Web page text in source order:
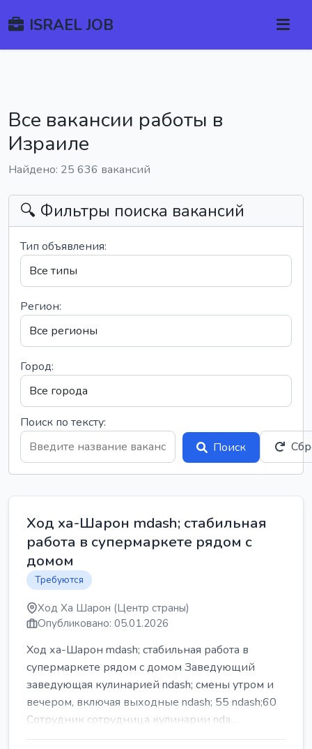
ISRAEL JOB
Все вакансии работы в
Израиле
Найдено: 25 636 вакансий
🔍 Фильтры поиска вакансий
Тип объявления:
Регион:
Город:
Поиск по тексту:
Поиск
Ход ха-Шарон mdash; стабильная
работа в супермаркете рядом с
домом
Требуются
Ход Ха Шарон (Центр страны)
Опубликовано: 05.01.2026
Ход ха-Шарон mdash; стабильная работа в
супермаркете рядом с домом Заведующий
заведующая кулинарией ndash; смены утром и
вечером, включая выходные ndash; 55 ndash;60
Сотрудник сотрудница кулинарии nda...